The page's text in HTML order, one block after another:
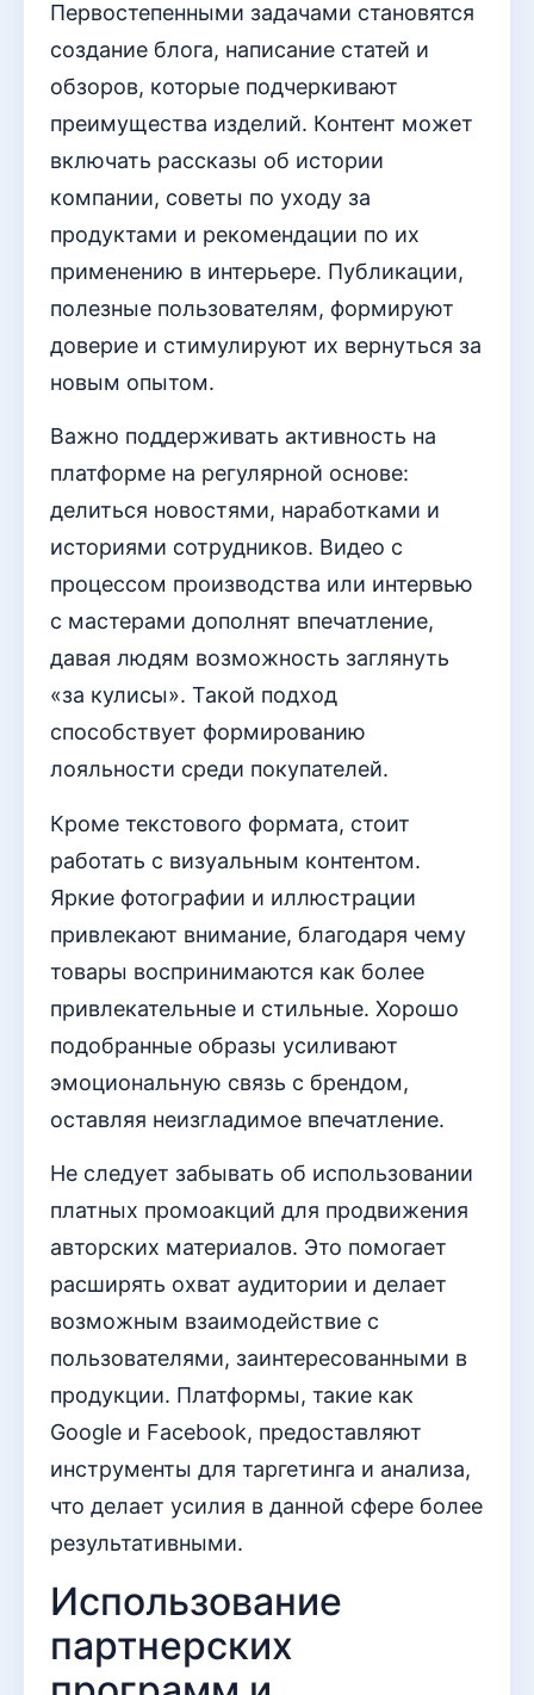
Первостепенными задачами становятся
создание блога, написание статей и
обзоров, которые подчеркивают
преимущества изделий. Контент может
включать рассказы об истории
компании, советы по уходу за
продуктами и рекомендации по их
применению в интерьере. Публикации,
полезные пользователям, формируют
доверие и стимулируют их вернуться за
новым опытом.
Важно поддерживать активность на
платформе на регулярной основе:
делиться новостями, наработками и
историями сотрудников. Видео с
процессом производства или интервью
с мастерами дополнят впечатление,
давая людям возможность заглянуть
«за кулисы». Такой подход
способствует формированию
лояльности среди покупателей.
Кроме текстового формата, стоит
работать с визуальным контентом.
Яркие фотографии и иллюстрации
привлекают внимание, благодаря чему
товары воспринимаются как более
привлекательные и стильные. Хорошо
подобранные образы усиливают
эмоциональную связь с брендом,
оставляя неизгладимое впечатление.
Не следует забывать об использовании
платных промоакций для продвижения
авторских материалов. Это помогает
расширять охват аудитории и делает
возможным взаимодействие с
пользователями, заинтересованными в
продукции. Платформы, такие как
Google и Facebook, предоставляют
инструменты для таргетинга и анализа,
что делает усилия в данной сфере более
результативными.
Использование
партнерских